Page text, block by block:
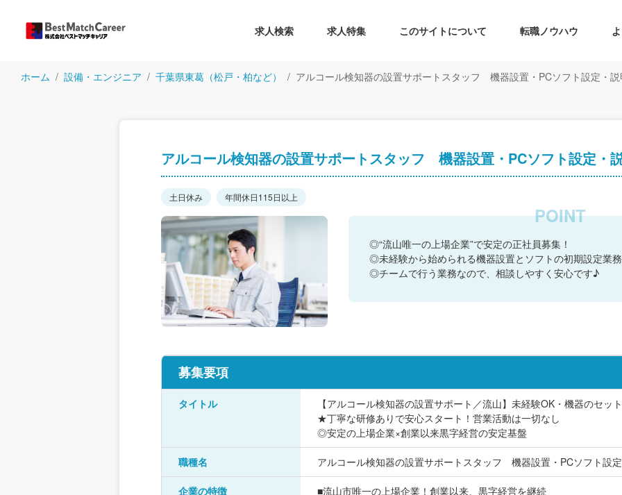
求人検索 求人特集 このサイトについて 転職ノウハウ
ホーム 設備・エンジニア 千葉県東葛（松戸・柏など） アルコール検知器の設置サポートスタッフ 機器設置・PCソフト設定・
アルコール検知器の設置サポートスタッフ 機器設置・PCソフト設定・
土日休み 年間休日115日以上
◎“流山唯一の上場企業”で安定の正社員募集！
◎未経験から始められる機器設置とソフトの初期設定業務
◎チームで行う業務なので、相談しやすく安心です♪
募集要項
タイトル
【アルコール検知器の設置サポート／流山】未経験OK・機器のセッ
★丁寧な研修ありで安心スタート！営業活動は一切なし
◎安定の上場企業×創業以来黒字経営の安定基盤
職種名 アルコール検知器の設置サポートスタッフ 機器設置・PCソフト設
企業の特徴
■流山市唯一の上場企業！創業以来、黒字経営を継続